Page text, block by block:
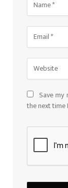
Save
the next time